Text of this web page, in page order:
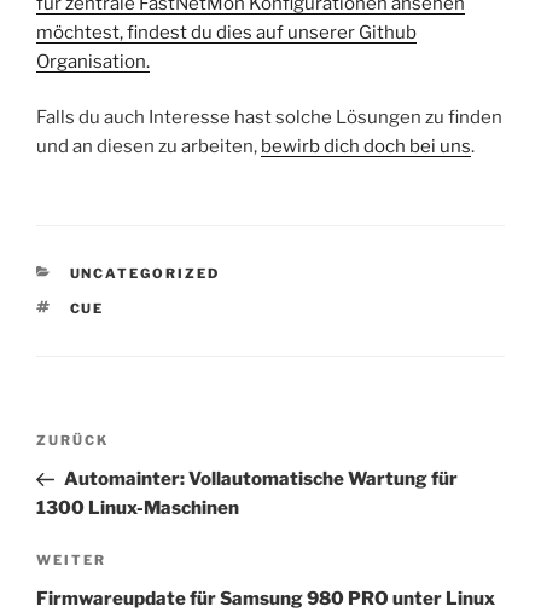
möchtest, findest du dies auf unserer Github
Organisation.
Falls du auch Interesse hast solche Lösungen zu finden
und an diesen zu arbeiten, bewirb dich doch bei uns.
KATEGORIEN
UNCATEGORIZED
SCHLAGWÖRTER
CUE
Beitragsnavigation
Vorheriger
Beitrag
ZURÜCK
Automainter: Vollautomatische Wartung für
1300 Linux-Maschinen
Nächster
Beitrag
WEITER
Firmwareupdate für Samsung 980 PRO unter Linux